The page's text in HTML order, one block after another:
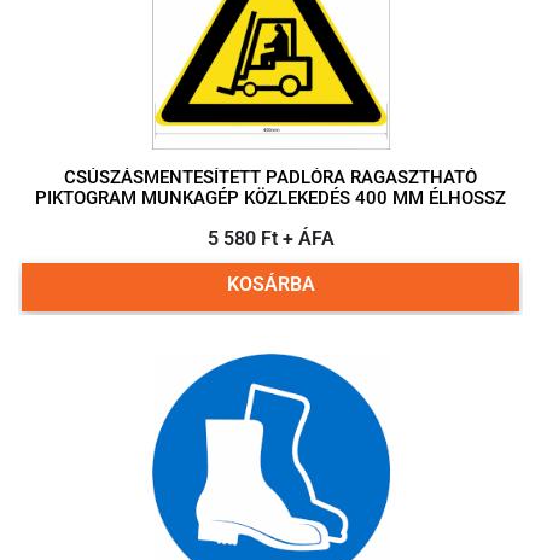
CSÚSZÁSMENTESÍTETT PADLÓRA RAGASZTHATÓ
PIKTOGRAM MUNKAGÉP KÖZLEKEDÉS 400 MM ÉLHOSSZ
5 580 Ft + ÁFA
KOSÁRBA